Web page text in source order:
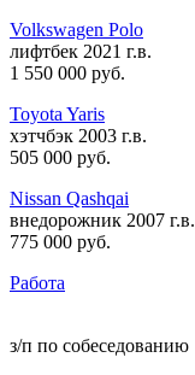
Volkswagen Polo
лифтбек 2021 г.в.
1 550 000 руб.
Toyota Yaris
хэтчбэк 2003 г.в.
505 000 руб.
Nissan Qashqai
внедорожник 2007 г.в.
775 000 руб.
Работа
з/п по собеседованию